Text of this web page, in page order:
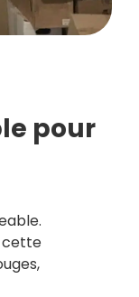
pour
cette